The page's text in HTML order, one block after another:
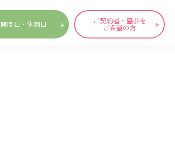
開園日・休園日 ご契約者・墓参を
ご希望の方